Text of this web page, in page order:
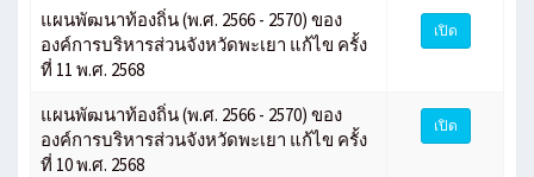
แผนพัฒนาท้องถิ่น (พ.ศ. 2566 - 2570) ของ
องค์การบริหารส่วนจังหวัดพะเยา แก้ไข ครั้ง
ที่ 11 พ.ศ. 2568
เปิด
แผนพัฒนาท้องถิ่น (พ.ศ. 2566 - 2570) ของ
องค์การบริหารส่วนจังหวัดพะเยา แก้ไข ครั้ง
ที่ 10 พ.ศ. 2568
เปิด